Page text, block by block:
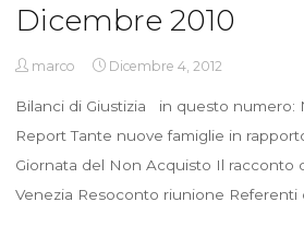
Dicembre 2010
marco Dicembre 4, 2012
Bilanci di Giustizia in questo numero:
Report Tante nuove famiglie in
Giornata del Non Acquisto Il racconto
Venezia Resoconto riunione Referenti